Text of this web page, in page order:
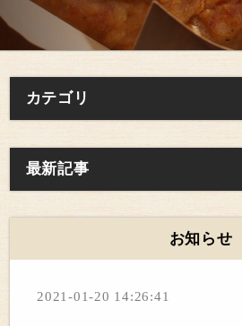
カテゴリ
最新記事
お知らせ
2021-01-20 14:26:41